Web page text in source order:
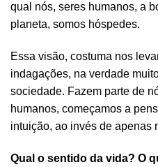
qual nós, seres humanos, a
planeta, somos hóspedes.
Essa visão, costuma nos
indagações, na verdade
sociedade. Fazem parte de
humanos, começamos a
intuição, ao invés de apenas
Qual o sentido da vida? O